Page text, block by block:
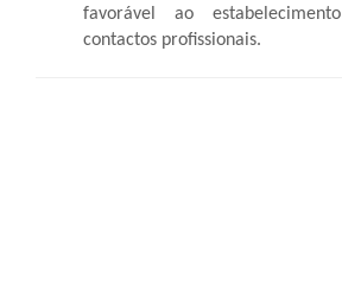
favorável ao
contactos profissionais.